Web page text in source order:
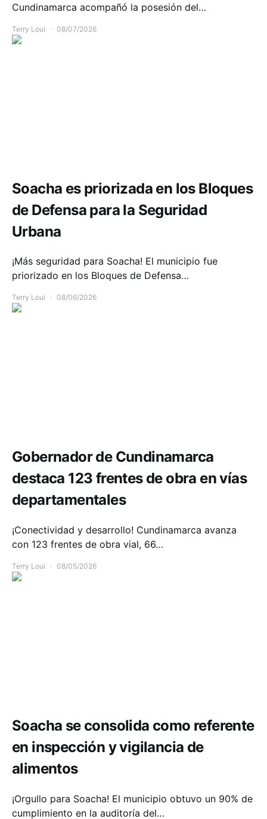
Cundinamarca acompañó la posesión del…
Terry Loui 08/07/2026
Soacha es priorizada en los Bloques
de Defensa para la Seguridad
Urbana
¡Más seguridad para Soacha! El municipio fue
priorizado en los Bloques de Defensa…
Terry Loui 08/06/2026
Gobernador de Cundinamarca
destaca 123 frentes de obra en vías
departamentales
¡Conectividad y desarrollo! Cundinamarca avanza
con 123 frentes de obra vial, 66…
Terry Loui 08/05/2026
Soacha se consolida como referente
en inspección y vigilancia de
alimentos
¡Orgullo para Soacha! El municipio obtuvo un 90% de
cumplimiento en la auditoría del…